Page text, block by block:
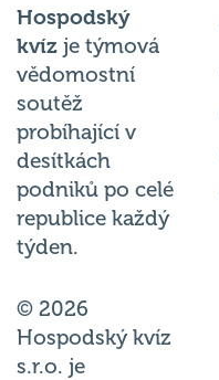
Hospodský
kvíz je týmová
vědomostní
soutěž
probíhající v
desítkách
podniků po celé
republice každý
týden.
© 2026
Hospodský kvíz
s.r.o. je